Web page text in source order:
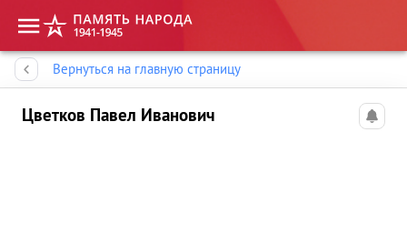
Вернуться на главную страницу
Цветков Павел Иванович
Память народа